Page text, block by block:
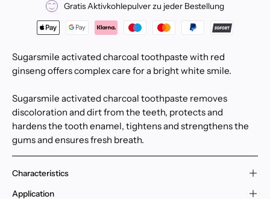
Gratis Aktivkohlepulver zu jeder Bestellung
Sugarsmile activated charcoal toothpaste with red
ginseng offers complex care for a bright white smile.
Sugarsmile activated charcoal toothpaste removes
discoloration and dirt from the teeth, protects and
hardens the tooth enamel, tightens and strengthens the
gums and ensures fresh breath.
Characteristics
Application